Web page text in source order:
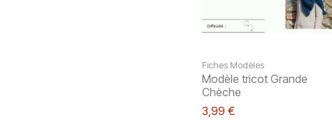
Fiches Modèles
Modèle tricot Grande
Chèche
3,99 €